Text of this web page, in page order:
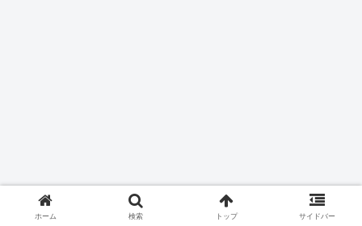
ホーム 検索 トップ サイドバー